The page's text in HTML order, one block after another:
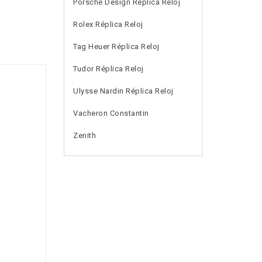
Porsche Design Réplica Reloj
Rolex Réplica Reloj
Tag Heuer Réplica Reloj
Tudor Réplica Reloj
Ulysse Nardin Réplica Reloj
Vacheron Constantin
Zenith